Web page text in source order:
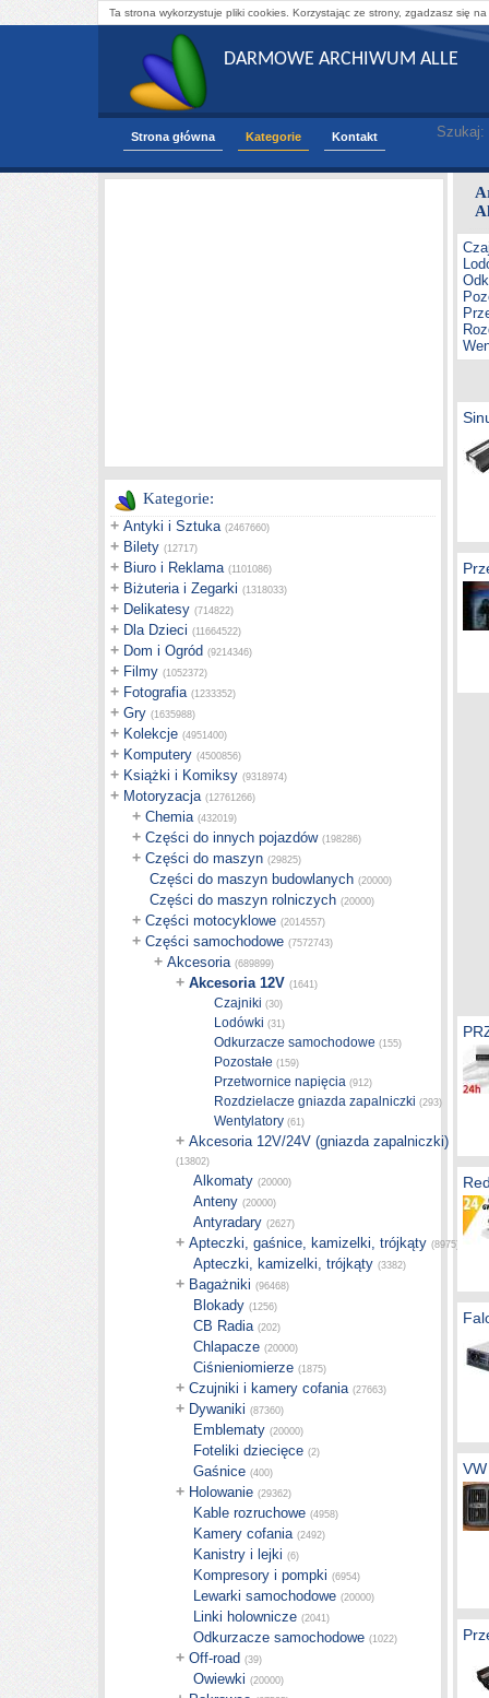
Ta strona wykorzystuje pliki cookies. Korzystając ze strony, zgadzasz się
DARMOWE ARCHIWUM ALLE
Strona główna Kategorie Kontakt Szukaj:
Kategorie:
+ Antyki i Sztuka (2467660)
+ Bilety (12717)
+ Biuro i Reklama (1101086)
+ Biżuteria i Zegarki (1318033)
+ Delikatesy (714822)
+ Dla Dzieci (11664522)
+ Dom i Ogród (9214346)
+ Filmy (1052372)
+ Fotografia (1233352)
+ Gry (1635988)
+ Kolekcje (4951400)
+ Komputery (4500856)
+ Książki i Komiksy (9318974)
+ Motoryzacja (12761266)
+ Chemia (432019)
+ Części do innych pojazdów (198286)
+ Części do maszyn (29825)
Części do maszyn budowlanych (20000)
Części do maszyn rolniczych (20000)
+ Części motocyklowe (2014557)
+ Części samochodowe (7572743)
+ Akcesoria (689899)
+ Akcesoria 12V (1641)
Czajniki (30)
Lodówki (31)
Odkurzacze samochodowe (155)
Pozostałe (159)
Przetwornice napięcia (912)
Rozdzielacze gniazda zapalniczki (293)
Wentylatory (61)
+ Akcesoria 12V/24V (gniazda zapalniczki)
(13802)
Alkomaty (20000)
Anteny (20000)
Antyradary (2627)
+ Apteczki, gaśnice, kamizelki, trójkąty (8975)
Apteczki, kamizelki, trójkąty (3382)
+ Bagażniki (96468)
Blokady (1256)
CB Radia (202)
Chlapacze (20000)
Ciśnieniomierze (1875)
+ Czujniki i kamery cofania (27663)
+ Dywaniki (87360)
Emblematy (20000)
Foteliki dziecięce (2)
Gaśnice (400)
+ Holowanie (29362)
Kable rozruchowe (4958)
Kamery cofania (2492)
Kanistry i lejki (6)
Kompresory i pompki (6954)
Lewarki samochodowe (20000)
Linki holownicze (2041)
Odkurzacze samochodowe (1022)
+ Off-road (39)
Owiewki (20000)